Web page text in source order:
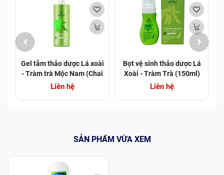
Gel tắm thảo dược Lá xoài
- Tràm trà Mộc Nam (Chai
425ml) (Chai)
Liên hệ
Bọt vệ sinh thảo dược Lá
Xoài - Tràm Trà (150ml)
Liên hệ
SẢN PHẨM VỪA XEM